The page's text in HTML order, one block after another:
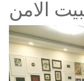
الامن